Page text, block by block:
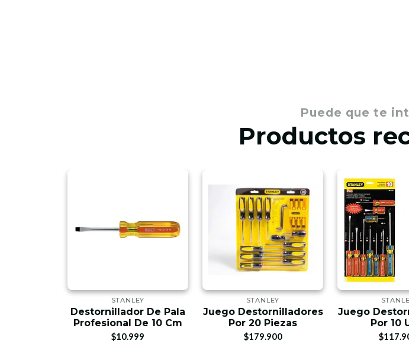
Puede que te
Productos
STANLEY
Destornillador De Pala
Profesional De 10 Cm
$10.999
STANLEY
Juego Destornilladores
Por 20 Piezas
$179.900
Juego
Por 10